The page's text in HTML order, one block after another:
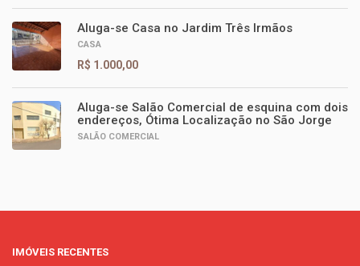
Aluga-se Casa no Jardim Três Irmãos
CASA
R$ 1.000,00
Aluga-se Salão Comercial de esquina com dois
endereços, Ótima Localização no São Jorge
SALÃO COMERCIAL
IMÓVEIS RECENTES